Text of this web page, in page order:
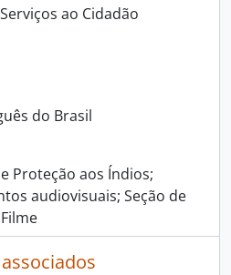
ao Cidadão
do Brasil
Proteção aos Índios;
audiovisuais; Seção de